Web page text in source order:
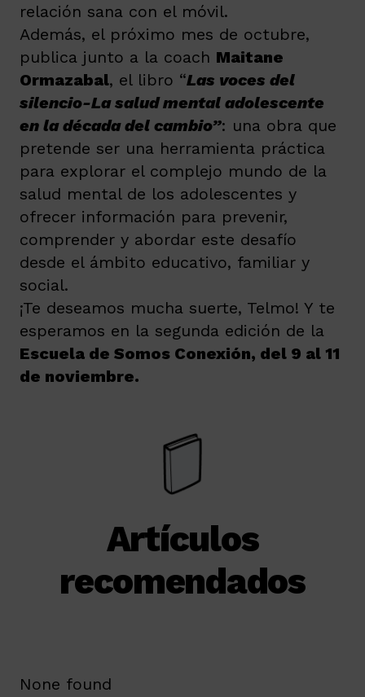
relación sana con el móvil.
Además, el próximo mes de octubre,
publica junto a la coach Maitane
Ormazabal, el libro “Las voces del
silencio-La salud mental adolescente
en la década del cambio”: una obra que
pretende ser una herramienta práctica
para explorar el complejo mundo de la
salud mental de los adolescentes y
ofrecer información para prevenir,
comprender y abordar este desafío
desde el ámbito educativo, familiar y
social.
¡Te deseamos mucha suerte, Telmo! Y te
esperamos en la segunda edición de la
Escuela de Somos Conexión, del 9 al 11
de noviembre.
Artículos
recomendados
None found